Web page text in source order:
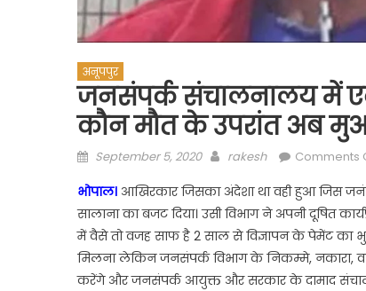
अनूपपुर
जनसंपर्क संचालनालय में
कौन मौत के उपरांत अब
Posted
September 5, 2020 Author
rakesh Comments
भोपाल। आखिरकार जिसका अंदेशा था वही हुआ जिस
सालाना का बजट दिया। उसी विभाग ने अपनी दूषित
में वैसे तो वजह साफ है 2 साल से विज्ञापन के पेमेंट का
मिलना लेकिन जनसंपर्क विभाग के निकम्मे, नकारा,
करेंगे और जनसंपर्क आयुक्त और सरकार के दामाद